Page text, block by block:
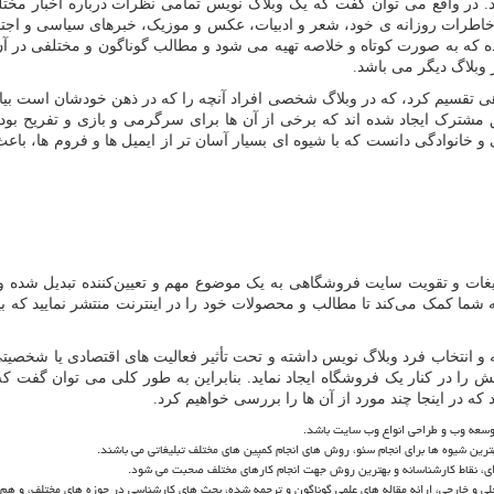
واقع می توان گفت که یک وبلاگ نویس تمامی نظرات درباره اخبار
خاطرات روزانه ی خود، شعر و ادبیات، عکس و موزیک، خبرهای سیاسی و
به صورت کوتاه و خلاصه تهیه می شود و مطالب گوناگون و مختلفی در
دیگر می باشد.
تقسیم کرد، که در وبلاگ شخصی افراد آنچه را که در ذهن خودشان
ایجاد شده اند که برخی از آن ها برای سرگرمی و بازی و تفریح
و خانوادگی دانست که با شیوه ای بسیار آسان تر از ایمیل ها و فروم ها،
و تقویت سایت فروشگاهی به یک موضوع مهم و تعیین‌کننده تبدیل شده
کمک می‌کند تا مطالب و محصولات خود را در اینترنت منتشر نمایید
انتخاب فرد وبلاگ نویس داشته و تحت تأثیر فعالیت های اقتصادی یا
کنار یک فروشگاه ایجاد نماید. بنابراین به طور کلی می توان گفت
در اینجا چند مورد از آن ها را بررسی خواهیم کرد.
توسعه وب و طراحی انواع وب سایت باشد.
شیوه ها برای انجام سئو، روش های انجام کمپین های مختلف تبلیغاتی می باشند.
نقاط کارشناسانه و بهترین روش جهت انجام کارهای مختلف صحبت می شود.
خارجی، ارائه مقاله های علمی گوناگون و ترجمه شده، بحث های کارشناسی در حوزه های مختلف، و